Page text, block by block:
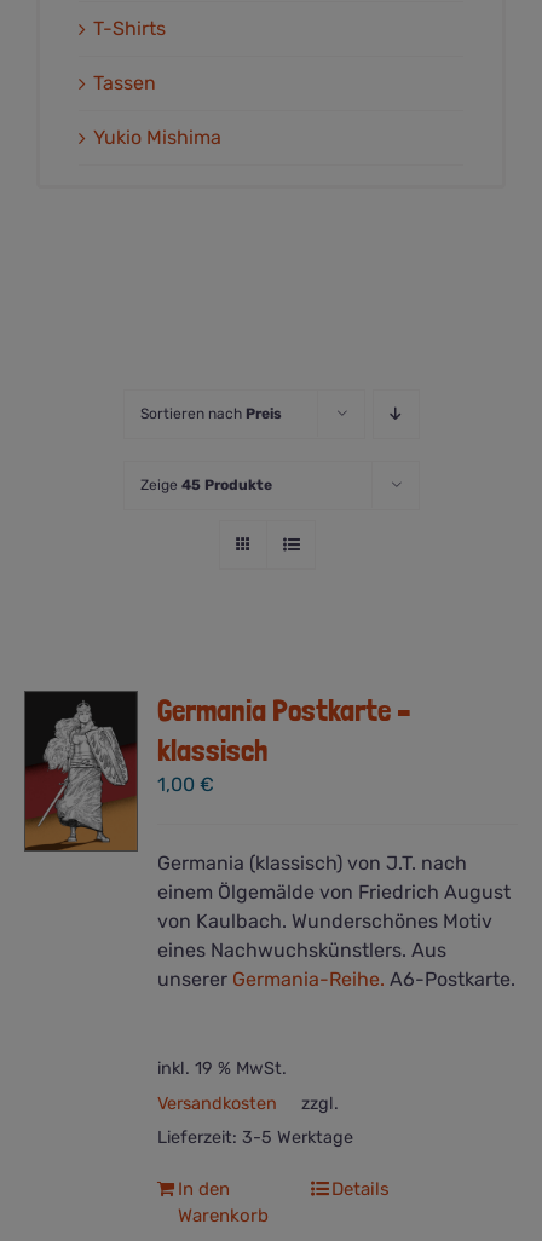
Sortieren nach Preis
Zeige 45 Produkte
Germania Postkarte –
klassisch
1,00€
Germania (klassisch) von J.T. nach
einem Ölgemälde von Friedrich August
von Kaulbach. Wunderschönes Motiv
eines Nachwuchskünstlers. Aus
unserer Germania-Reihe. A6-Postkarte.
inkl. 19 % MwSt.
zzgl.
Versandkosten
Lieferzeit: 3-5 Werktage
In den
Warenkorb
Details
T-Shirts
Tassen
Yukio Mishima